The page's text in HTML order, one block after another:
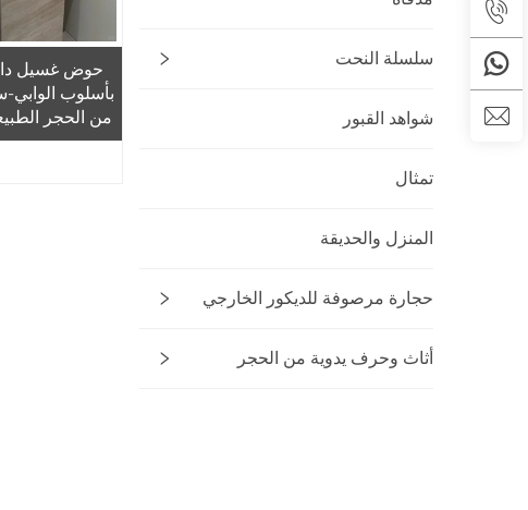
سلسلة النحت
شواهد القبور
تمثال
المنزل والحديقة
حجارة مرصوفة للديكور الخارجي
أثاث وحرف يدوية من الحجر
حوض غسيل
بأسلوب
من الحجر
على شكل